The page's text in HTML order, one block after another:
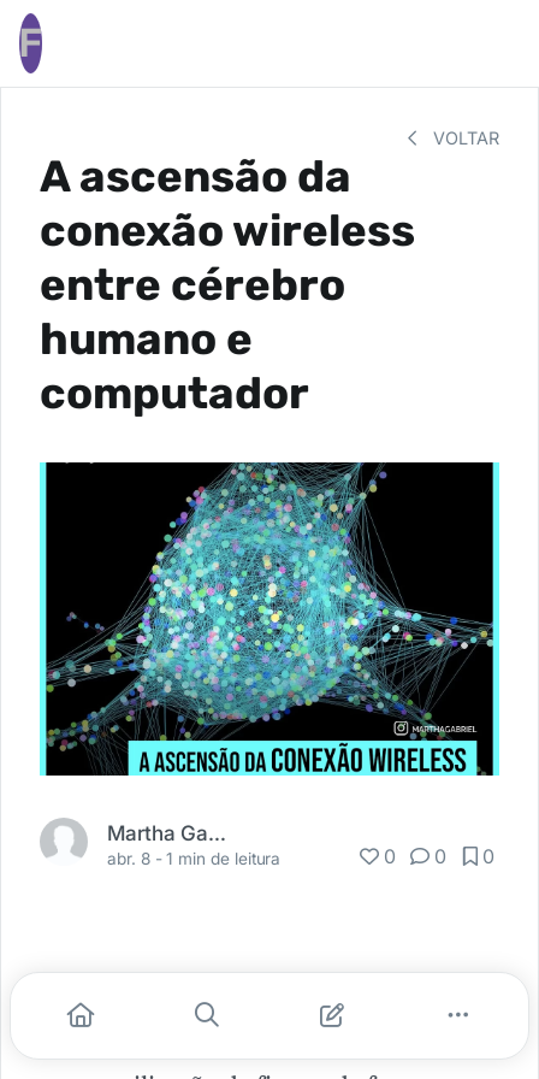
F
VOLTAR
A ascensão da
conexão wireless
entre cérebro
humano e
computador
Martha Gabriel
abr. 8 -1 min de leitura 0 0 0
Pela primeira vez na história o cérebro